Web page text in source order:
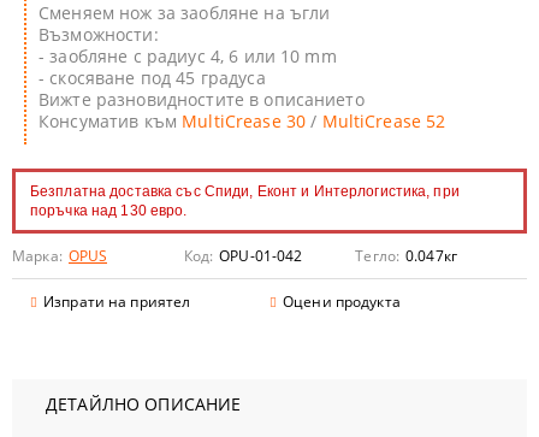
Сменяем нож за заобляне на ъгли
Възможности:
- заобляне с радиус 4, 6 или 10 mm
- скосяване под 45 градуса
Вижте разновидностите в описанието
Консуматив към MultiCrease 30 / MultiCrease 52
Безплатна доставка със Спиди, Еконт и Интерлогистика, при
поръчка над 130 евро.
Марка: OPUS Код: OPU-01-042 Тегло: 0.047кг
Изпрати на приятел Оцени продукта
ДЕТАЙЛНО ОПИСАНИЕ